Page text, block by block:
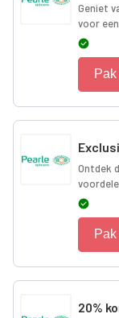
Geniet
voor
Ontdek
20%